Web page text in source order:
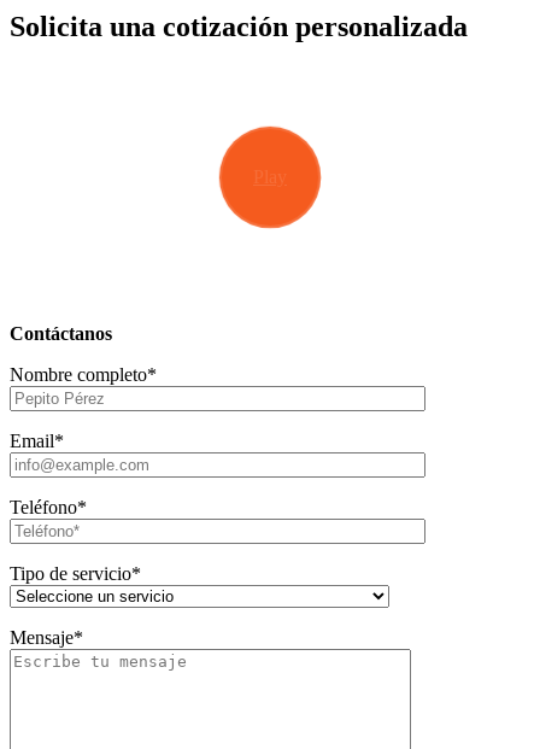
Solicita una cotización personalizada
Play
Contáctanos
Nombre completo*
Email*
Teléfono*
Tipo de servicio*
Mensaje*